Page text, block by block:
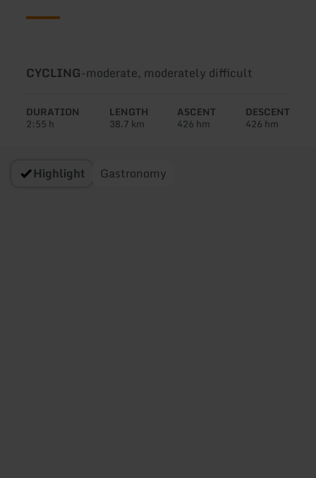
Type
tour:
CYCLING-Difficulty:
moderate, moderately difficult
DURATION
2:55 h
LENGTH
38.7 km
ASCENT
426 hm
DESCENT
426 hm
Highlight Gastronomy